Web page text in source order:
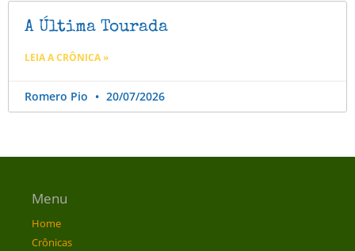
A Última Tourada
LEIA A CRÔNICA »
Romero Pio 20/07/2026
Menu
Home
Crônicas